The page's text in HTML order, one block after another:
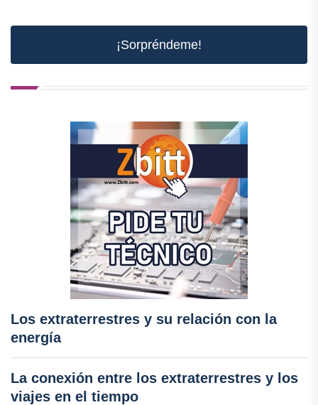
¡Sorpréndeme!
Los extraterrestres y su relación con la
energía
La conexión entre los extraterrestres y los
viajes en el tiempo